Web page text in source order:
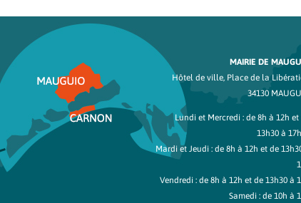
MAIRIE DE
Hôtel de ville, Place de la
34130
Lundi et Mercredi : de 8h à 12h et
13h30 à
Mardi et Jeudi : de 8h à 12h et de
Vendredi : de 8h à 12h et de 13h30 à
Samedi : de 10h à